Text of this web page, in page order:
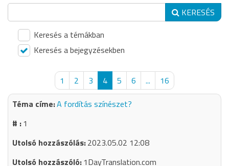
KERESÉS
Keresés a témákban
Keresés a bejegyzésekben
1 2 3 4 5 6 ...
16
A fordítás színészet?
1
2023.05.02 12:08
1DayTranslation.com